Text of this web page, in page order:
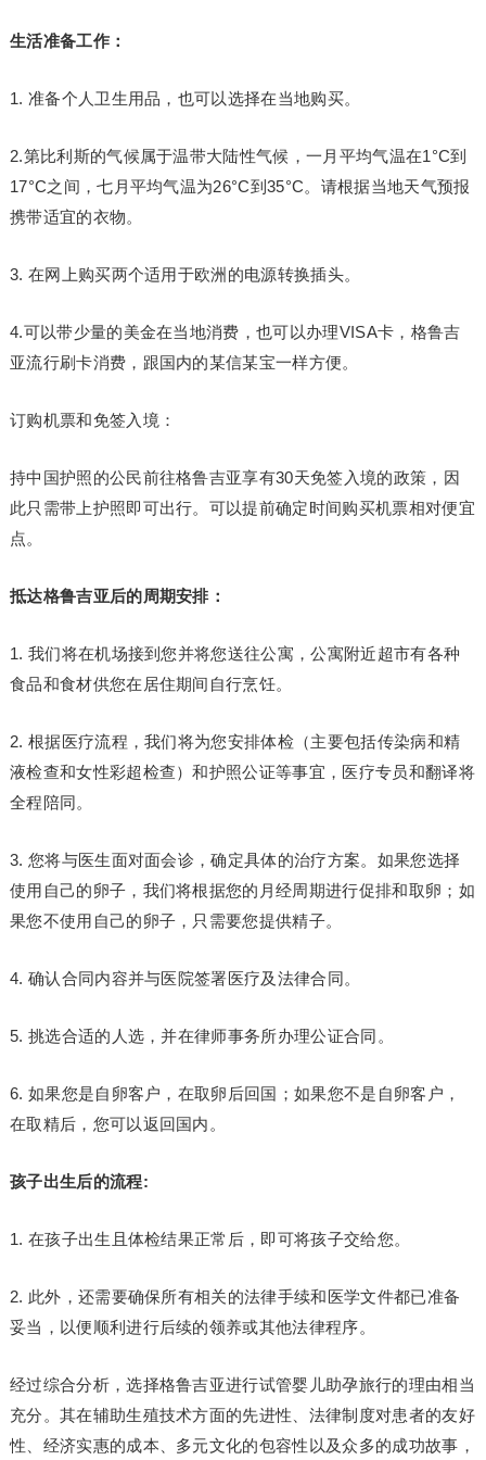
生活准备工作：
1. 准备个人卫生用品，也可以选择在当地购买。
2.第比利斯的气候属于温带大陆性气候，一月平均气温在1°C到
17°C之间，七月平均气温为26°C到35°C。请根据当地天气预报
携带适宜的衣物。
3. 在网上购买两个适用于欧洲的电源转换插头。
4.可以带少量的美金在当地消费，也可以办理VISA卡，格鲁吉
亚流行刷卡消费，跟国内的某信某宝一样方便。
订购机票和免签入境：
持中国护照的公民前往格鲁吉亚享有30天免签入境的政策，因
此只需带上护照即可出行。可以提前确定时间购买机票相对便宜
点。
抵达格鲁吉亚后的周期安排：
1. 我们将在机场接到您并将您送往公寓，公寓附近超市有各种
食品和食材供您在居住期间自行烹饪。
2. 根据医疗流程，我们将为您安排体检（主要包括传染病和精
液检查和女性彩超检查）和护照公证等事宜，医疗专员和翻译将
全程陪同。
3. 您将与医生面对面会诊，确定具体的治疗方案。如果您选择
使用自己的卵子，我们将根据您的月经周期进行促排和取卵；如
果您不使用自己的卵子，只需要您提供精子。
4. 确认合同内容并与医院签署医疗及法律合同。
5. 挑选合适的人选，并在律师事务所办理公证合同。
6. 如果您是自卵客户，在取卵后回国；如果您不是自卵客户，
在取精后，您可以返回国内。
孩子出生后的流程:
1. 在孩子出生且体检结果正常后，即可将孩子交给您。
2. 此外，还需要确保所有相关的法律手续和医学文件都已准备
妥当，以便顺利进行后续的领养或其他法律程序。
经过综合分析，选择格鲁吉亚进行试管婴儿助孕旅行的理由相当
充分。其在辅助生殖技术方面的先进性、法律制度对患者的友好
性、经济实惠的成本、多元文化的包容性以及众多的成功故事，